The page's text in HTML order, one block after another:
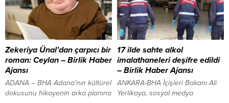
Zekeriya Ünal’dan çarpıcı bir
roman: Ceylan – Birlik Haber
Ajansı
ADANA – BHA Adana’nın kültürel
dokusunu hikayenin arka planına
17 ilde sahte alkol
imalathaneleri deşifre edildi
– Birlik Haber Ajansı
ANKARA-BHA İçişleri Bakanı Ali
Yerlikaya, sosyal medya